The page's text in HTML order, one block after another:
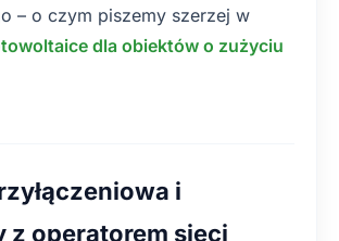
– o czym piszemy szerzej w
dla obiektów o zużyciu
i
z operatorem sieci